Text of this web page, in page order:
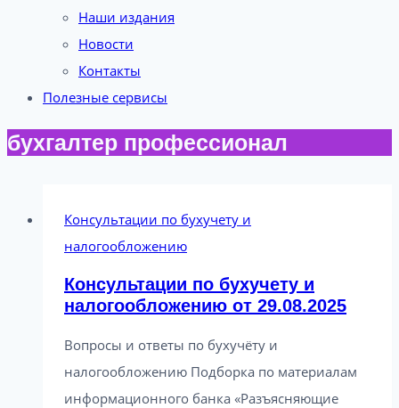
Наши издания
Новости
Контакты
Полезные сервисы
бухгалтер профессионал
Консультации по бухучету и
налогообложению
Консультации по бухучету и
налогообложению от 29.08.2025
Вопросы и ответы по бухучёту и
налогообложению Подборка по материалам
информационного банка «Разъясняющие